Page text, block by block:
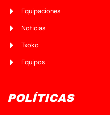
Equipaciones
Noticias
Txoko
Equipos
POLÍTICAS